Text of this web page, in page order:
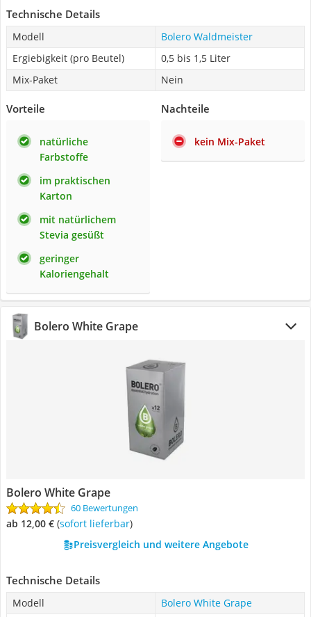
Technische Details
Modell
Bolero Waldmeister
Ergiebigkeit (pro Beutel)
0,5 bis 1,5 Liter
Mix-Paket
Nein
Vorteile
natürliche
Farbstoffe
im praktischen
Karton
mit natürlichem
Stevia gesüßt
geringer
Kaloriengehalt
Nachteile
kein Mix-Paket
Bolero White Grape
Bolero White Grape
60 Bewertungen
ab 12,00 € ( Sofort lieferbar)
Preisvergleich und weitere Angebote
Technische Details
Modell
Bolero White Grape